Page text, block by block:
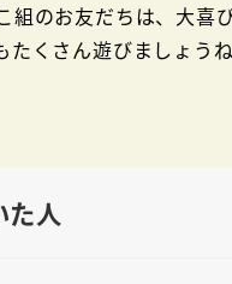
組のお友だちは、大喜
たくさん遊びましょう
た人